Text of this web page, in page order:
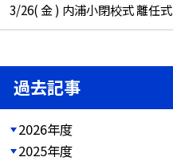
3/26( 金 ) 内浦小閉校式 離任式
過去記事
2026年度
2025年度